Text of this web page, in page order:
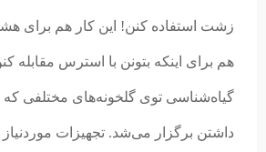
زشت استفاده کنن! این کار هم برای
هم برای اینکه بتونن با استرس مقابله
گیاه‌شناسی توی گلخونه‌های مختلفی که
داشتن برگزار می‌شد. تجهیزات